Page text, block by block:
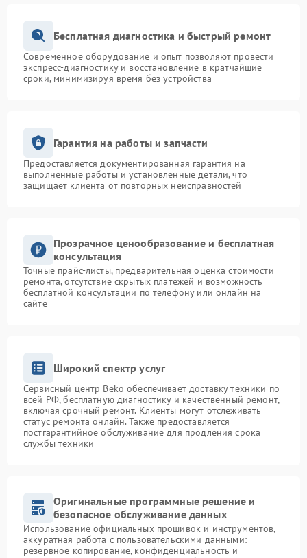
Бесплатная диагностика и быстрый ремонт
Современное оборудование и опыт позволяют провести
экспресс-диагностику и восстановление в кратчайшие
сроки, минимизируя время без устройства
Гарантия на работы и запчасти
Предоставляется документированная гарантия на
выполненные работы и установленные детали, что
защищает клиента от повторных неисправностей
Прозрачное ценообразование и бесплатная
консультация
Точные прайс-листы, предварительная оценка стоимости
ремонта, отсутствие скрытых платежей и возможность
бесплатной консультации по телефону или онлайн на
сайте
Широкий спектр услуг
Сервисный центр Beko обеспечивает доставку техники по
всей РФ, бесплатную диагностику и качественный ремонт,
включая срочный ремонт. Клиенты могут отслеживать
статус ремонта онлайн. Также предоставляется
постгарантийное обслуживание для продления срока
службы техники
Оригинальные программные решение и
безопасное обслуживание данных
Использование официальных прошивок и инструментов,
аккуратная работа с пользовательскими данными:
резервное копирование, конфиденциальность и